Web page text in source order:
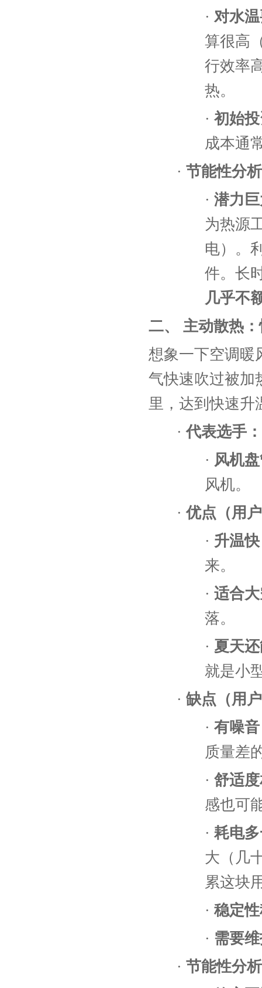
· 对水
算很高
行效率
热。
· 初始
成本通
· 节能性分
· 潜力
为热源
电）。
件。长
几乎不
二、
主动散热
想象一下空调暖
气快速吹过被加
里，达到快速升
·代表选手：
· 风机
风机。
·优点（用
· 升温
来。
· 适合
落。
· 夏天
就是小
· 缺点（用
· 有噪
质量差
· 舒适
感也可
· 耗电
大（几
累这块
· 稳定
· 需要
· 节能性分